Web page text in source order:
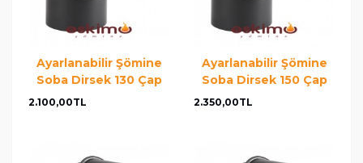
Ayarlanabilir Şömine
Soba Dirsek 130 Çap
2.100,00TL
Ayarlanabilir Şömine
Soba Dirsek 150 Çap
2.350,00TL